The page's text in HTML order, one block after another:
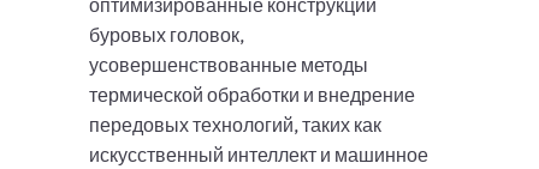
оптимизированные конструкции
буровых головок,
усовершенствованные методы
термической обработки и внедрение
передовых технологий, таких как
искусственный интеллект и машинное